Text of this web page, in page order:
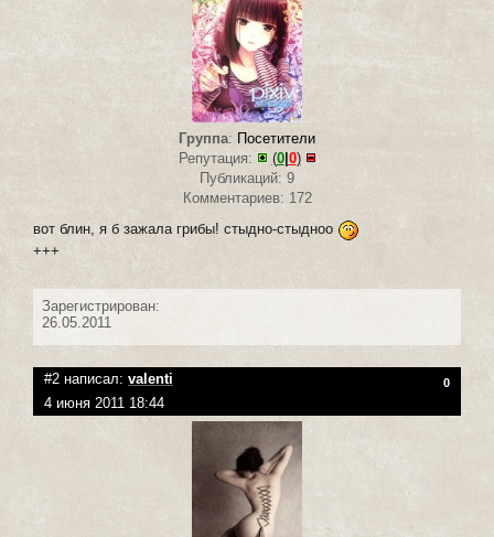
Группа: Посетители
Репутация:
(0| 0)
Публикаций: 9
Комментариев: 172
вот блин, я б зажала грибы! стыдно-стыдноо
+++
Зарегистрирован:
26.05.2011
#2 написал: valenti 0
4 июня 2011 18:44